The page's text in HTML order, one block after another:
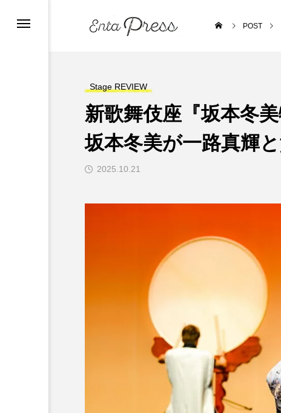
POST
Stage REVIEW
新歌舞伎座『坂本冬
坂本冬美が一路真輝
2025.10.21
Stage INTERVIEW
舞台『ジャンヌ・ダルク』